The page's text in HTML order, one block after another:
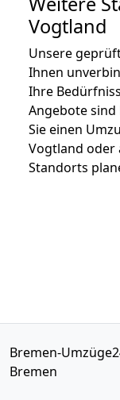
Vogtland
Unsere
Ihnen
Ihre
Angebote
Sie einen
Vogtland oder
Standorts
Bremen-
Bremen